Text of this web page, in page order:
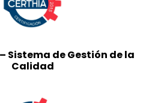
– Sistema de Gestión de la
Calidad